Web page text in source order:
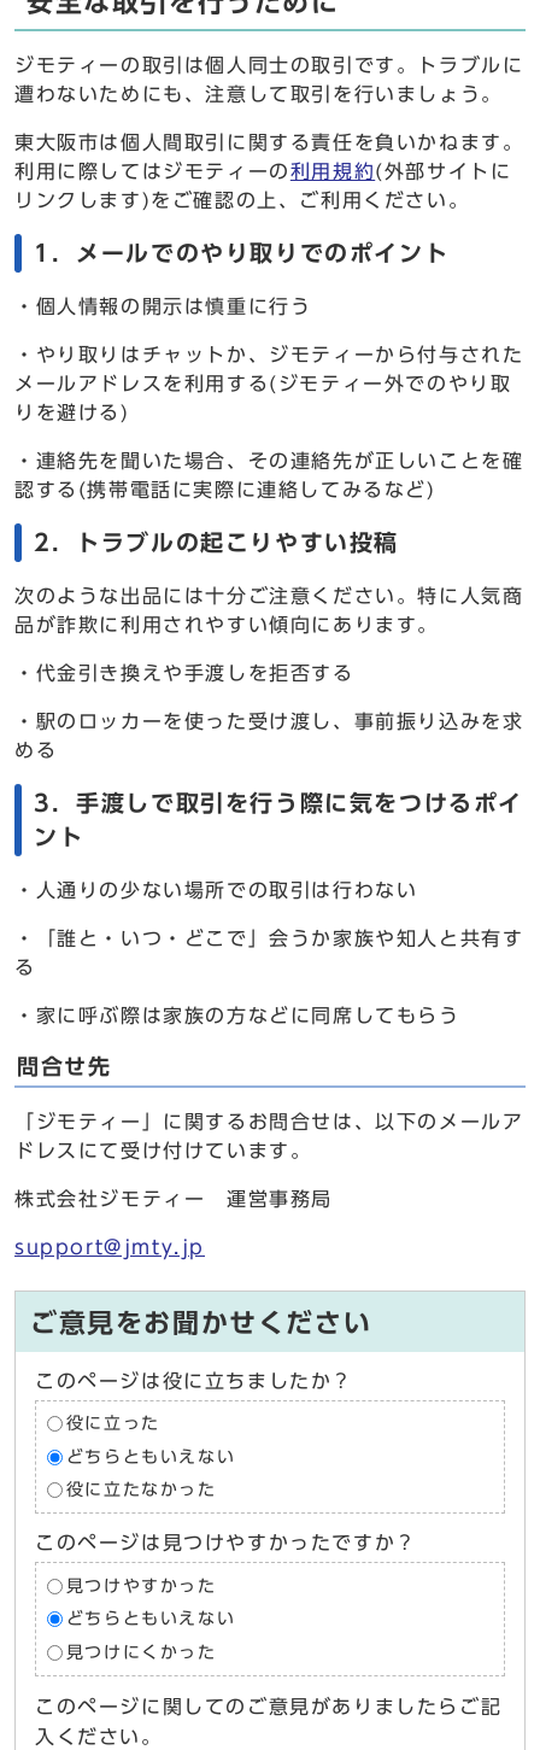
ジモティーの取引は個人同士の取引です。トラブルに
遭わないためにも、注意して取引を行いましょう。
東大阪市は個人間取引に関する責任を負いかねます。
利用に際してはジモティーの利用規約(外部サイトに
リンクします)をご確認の上、ご利用ください。
1．メールでのやり取りでのポイント
・個人情報の開示は慎重に行う
・やり取りはチャットか、ジモティーから付与された
メールアドレスを利用する(ジモティー外でのやり取
りを避ける)
・連絡先を聞いた場合、その連絡先が正しいことを確
認する(携帯電話に実際に連絡してみるなど)
2．トラブルの起こりやすい投稿
次のような出品には十分ご注意ください。特に人気商
品が詐欺に利用されやすい傾向にあります。
・代金引き換えや手渡しを拒否する
・駅のロッカーを使った受け渡し、事前振り込みを求
める
3．手渡しで取引を行う際に気をつけるポイ
ント
・人通りの少ない場所での取引は行わない
・「誰と・いつ・どこで」会うか家族や知人と共有す
る
・家に呼ぶ際は家族の方などに同席してもらう
問合せ先
「ジモティー」に関するお問合せは、以下のメールア
ドレスにて受け付けています。
株式会社ジモティー 運営事務局
support@jmty.jp
ご意見をお聞かせください
このページは役に立ちましたか？
役に立った
どちらともいえない
役に立たなかった
このページは見つけやすかったですか？
見つけやすかった
どちらともいえない
見つけにくかった
このページに関してのご意見がありましたらご記
入ください。